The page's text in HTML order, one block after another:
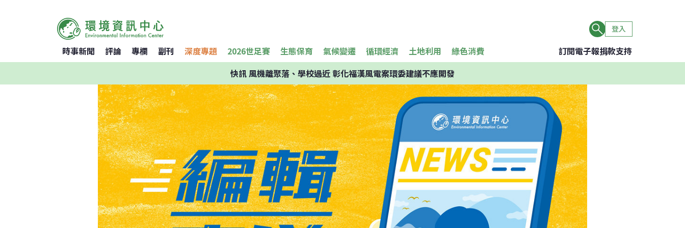
登入
時事新聞 評論 專欄 副刊 深度專題 2026世足賽 生態保育 氣候變遷 循環經濟 土地利用 綠色消費 訂閱電子報捐款支持
快訊風機離聚落、學校過近 彰化福漢風電案環委建議不應開發